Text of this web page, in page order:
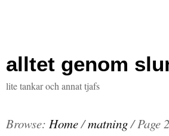
alltet genom
lite tankar och annat tjafs
Browse: Home/matning/Page 2